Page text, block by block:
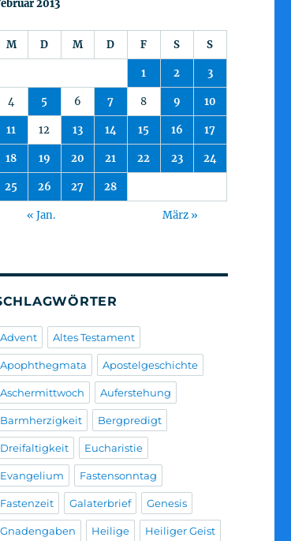
2013
M D M D F S S
1 2 3
4 5 6 7 8 9 10
11 12 13 14 15 16 17
18 19 20 21 22 23 24
25 26 27 28
« Jan. März »
Advent Altes Testament
Apophthegmata Apostelgeschichte
Aschermittwoch Auferstehung
Barmherzigkeit Bergpredigt
Dreifaltigkeit Eucharistie
Evangelium Fastensonntag
Fastenzeit Galaterbrief Genesis
Gnadengaben Heilige Heiliger Geist